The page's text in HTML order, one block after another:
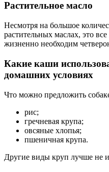
Растительное масло
Несмотря на большое
растительных маслах, это
жизненно необходим
Какие каши
домашних условиях
Что можно предложить
рис;
гречневая крупа;
овсяные хлопья;
пшеничная крупа.
Другие виды круп лучше не